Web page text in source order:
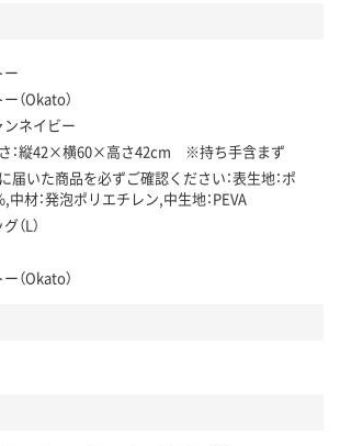
ー
（Okato）
ンネイビー
：縦42×横60×高さ42cm ※持ち手含まず
いた商品を必ずご確認ください：表生地：ポ
中材：発泡ポリエチレン,中生地：PEVA
（L）
（Okato）